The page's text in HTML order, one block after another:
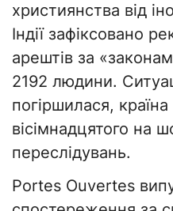
християнства від
Індії зафіксовано
арештів за
2192 людини.
погіршилася, країна
вісімнадцятого на
переслідувань.
Portes Ouvertes